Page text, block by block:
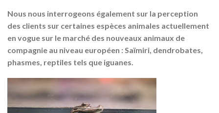
Nous nous interrogeons également sur la perception
des clients sur certaines espèces animales actuellement
en vogue sur le marché des nouveaux animaux de
compagnie au niveau européen : Saïmiri, dendrobates,
phasmes, reptiles tels que iguanes.